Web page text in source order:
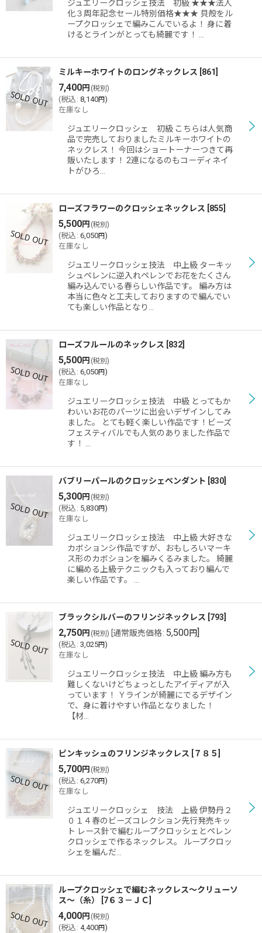
ジュエリークロッシェ技法 初級 ★★★法人
化３周年記念セール特別価格★★★ 貝殻をル
ープクロッシェで編みこんでいるよ！ 身に着
けるとラインがとっても綺麗です！ …
ミルキーホワイトのロングネックレス 861
7,400円 (税別)
(税込 : 8,140円)
在庫なし
ジュエリークロッシェ 初級 こちらは人気商
品で完売しておりましたミルキーホワイトの
ネックレス！ 今回はショートーナーつきて再
販いたします！ 2連になるのもコーディネイ
トがひろ…
ローズフラワーのクロッシェネックレス 855
5,500円 (税別)
(税込 : 6,050円)
在庫なし
ジュエリークロッシェ技法 中上級 ターキッ
シュペレンに逆入れペレンでお花をたくさん
編み込んでいる春らしい作品です。 編み方は
本当に色々と工夫しておりますので編んでい
ても楽しい作品となり…
ローズフルールのネックレス 832
5,500円 (税別)
(税込 : 6,050円)
在庫なし
ジュエリークロッシェ技法 中級 とってもか
わいいお花のパーツに出会いデザインしてみ
ました。 とても軽く楽しい作品です！ビーズ
フェスティバルでも人気のありました作品で
す！ …
バブリーパールのクロッシェペンダント 830
5,300円 (税別)
(税込 : 5,830円)
在庫なし
ジュエリークロッシェ技法 中上級 大好きな
カボションシ作品ですが、おもしろいマーキ
ス形のカボションを編みくるみました。 綺麗
に編める上級テクニックも入っており編んで
楽しい作品です。 …
ブラックシルバーのフリンジネックレス 793
2,750円 (税別) 通常販売価格: 5,500円]
(税込 : 3,025円)
在庫なし
ジュエリークロッシェ技法 中上級 編み方も
難しくないけどちょっとしたアイディアが入
っています！ Ｙラインが綺麗にでるデザイン
で、身に着けやすい作品となりました！
【材…
ピンキッシュのフリンジネックレス ７８５
5,700円 (税別)
(税込 : 6,270円)
在庫なし
ジュエリークロッシェ 技法 上級 伊勢丹２
０１４春のビーズコレクション先行発売キッ
ト レース針で編むループクロッシェとペレン
クロッシェで作るネックレス。 ループクロッ
シェを編んだ…
ループクロッシェで編むネックレス〜クリューソ
ス〜（糸）
7６３－ＪＣ
4,000円 (税別)
(税込 : 4,400円)